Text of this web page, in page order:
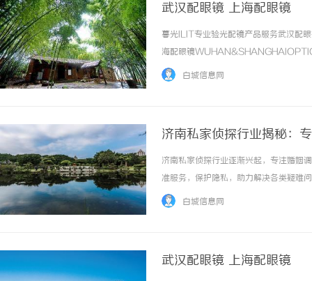
武汉配眼镜 上海配眼镜
暮光ILIT专业验光配镜产品服务武汉配
海配眼镜
品牌，现于武汉与上海设有4家门店。
白城信息网
济南私家侦探行业揭秘：
济南私家侦探行业逐渐兴起，专注婚姻
准服务，保护隐私，助力解决各类疑难
白城信息网
武汉配眼镜 上海配眼镜